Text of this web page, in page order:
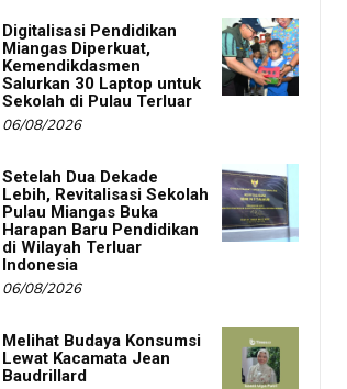
Digitalisasi Pendidikan
Miangas Diperkuat,
Kemendikdasmen
Salurkan 30 Laptop untuk
Sekolah di Pulau Terluar
06/08/2026
Setelah Dua Dekade
Lebih, Revitalisasi Sekolah
Pulau Miangas Buka
Harapan Baru Pendidikan
di Wilayah Terluar
Indonesia
06/08/2026
Melihat Budaya Konsumsi
Lewat Kacamata Jean
Baudrillard